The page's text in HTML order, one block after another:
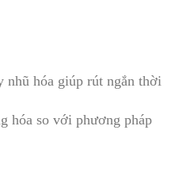
nhũ hóa giúp rút ngắn thời
hóa so với phương pháp